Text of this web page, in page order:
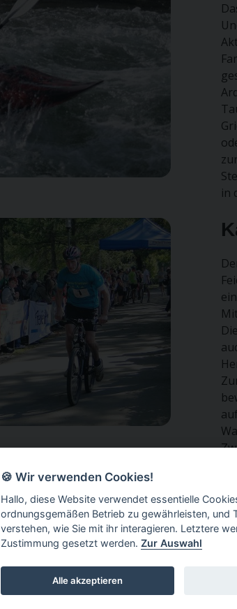
in
🍪 Wir verwenden Cookies!
Hallo, diese Website verwendet essentielle
ordnungsgemäßen Betrieb zu gewährleisten, und
verstehen, wie Sie mit ihr interagieren. Letztere
Zustimmung gesetzt werden. Zur Auswahl
Alle akzeptieren